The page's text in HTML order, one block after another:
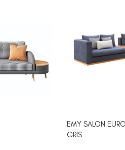
EMY SALON
GRIS